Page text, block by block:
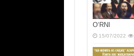
OʻRNI
15/07/2022